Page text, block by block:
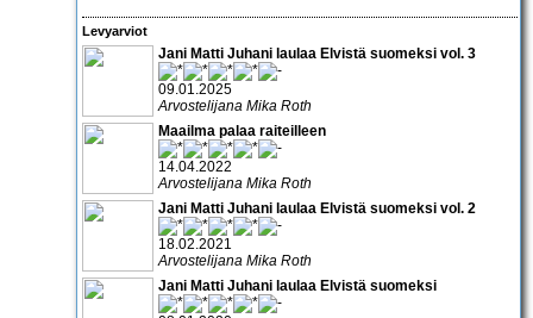
Levyarviot
Jani Matti Juhani laulaa Elvistä suomeksi vol. 3
09.01.2025
Arvostelijana Mika Roth
Maailma palaa raiteilleen
14.04.2022
Arvostelijana Mika Roth
Jani Matti Juhani laulaa Elvistä suomeksi vol. 2
18.02.2021
Arvostelijana Mika Roth
Jani Matti Juhani laulaa Elvistä suomeksi